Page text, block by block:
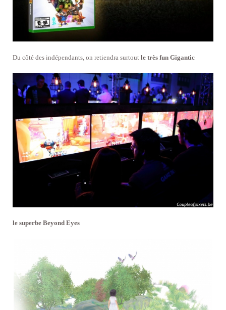
Du côté des indépendants, on retiendra surtout le très fun Gigantic
le superbe Beyond Eyes